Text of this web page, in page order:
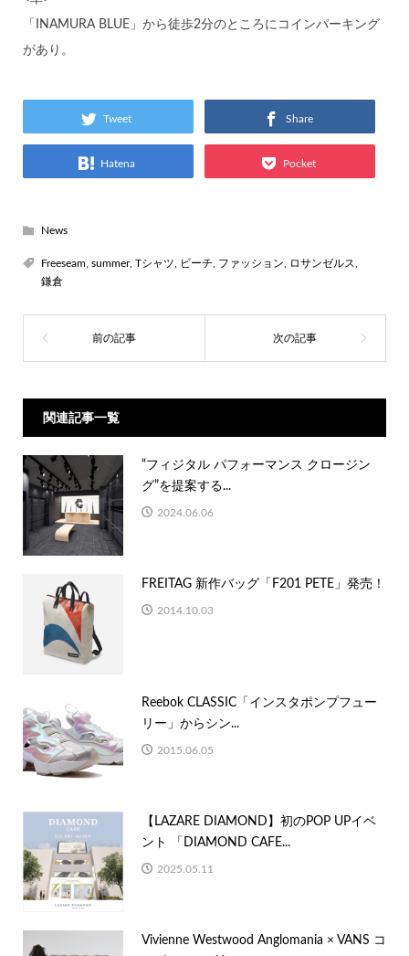
「INAMURA BLUE」から徒歩2分のところにコインパーキング
があり。
Tweet Share
Hatena Pocket
News
Freeseam, summer, Tシャツ ビーチ ファッション ロサンゼルス
鎌倉
関連記事一覧
“フィジタル パフォーマンス クロージン
グ”を提案する...
2024.06.06
FREITAG 新作バッグ「F201 PETE」発売！
2014.10.03
Reebok CLASSIC「インスタポンプフュー
リー」からシン...
2015.06.05
【LAZARE DIAMOND】初のPOP UPイベ
ント 「DIAMOND CAFE...
2025.05.11
Vivienne Westwood Anglomania × VANS コ